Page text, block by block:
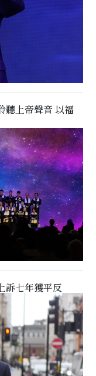
聽上帝聲音 以福
訴七年獲平反